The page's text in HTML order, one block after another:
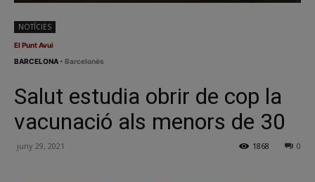
NOTÍCIES
El Punt Avui
BARCELONA • Barcelonès
Salut estudia obrir de cop la
vacunació als menors de 30
juny 29, 2021 0
1868